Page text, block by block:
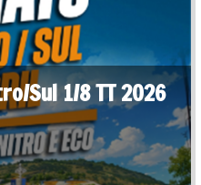
Sul 1/8 TT 2026